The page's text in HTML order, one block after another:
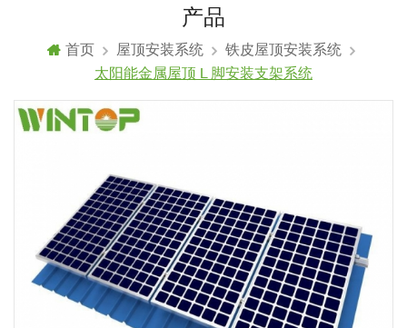
产品
首页 屋顶安装系统
铁皮屋顶安装系统
太阳能金属屋顶 L 脚安装支架系统